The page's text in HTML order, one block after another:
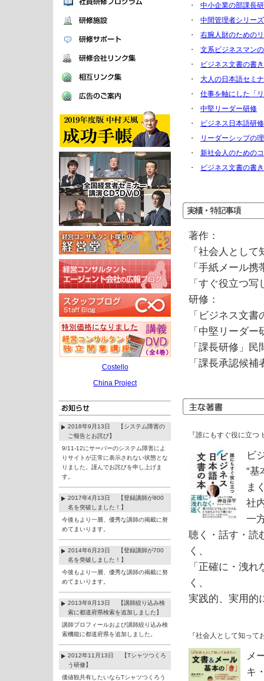
Costello
China Project
2018年9月13日 【システム障害の
ご報告とお詫び】
9/11-12にサーバーのシステム障害によ
りサイトが正常に表示されない状態とな
りました。謹んでお詫びを申し上げま
す。
2017年4月13日 【登録講師が800
名を突破しました！】
今後もより一層、優秀な講師の掲載に努
めてまいります。
2014年6月23日 【登録講師が700
名を突破しました！】
今後もより一層、優秀な講師の掲載に努
めてまいります。
2013年9月13日 【講師絞り込み検
索に都道府県検索を追加しました】
講師プロフィールおよび講師絞り込み検
索機能に都道府県を追加しました。
2012年11月13日 【Tシャツつくろ
う研修】
価値観共有したいならTシャツつくろう
・
中小企業の部課長
・
中間管理者シリー
・
右腕人財のための
・
文系ビジネスマン
・
ビジネス文書の書
・
大人の日本語セミ
・
仕事を軸にした「
・
中堅リーダー研修
・
ビジネス日本語研修
・
リーダーシップの
・
新社会人のための
・
ビジネス文書の書
著作：
「社会人とし
「手紙メール
「すぐ役立つ
研修：
「ビジネス文
「中堅リーダ
「課長研修」民
「課長承認候
『誰にもすぐ役に立
ビ
“基
ま
社
一
聴く・話す・読
く、
「正確に・洩
く、
実践的、実用的
『社会人として知っ
メ
キ